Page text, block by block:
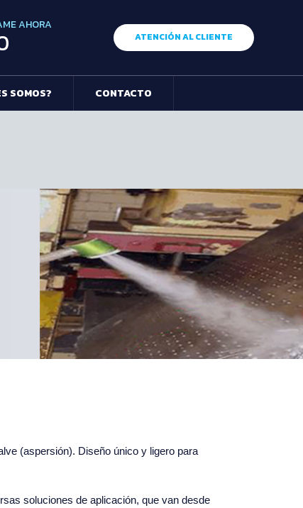
AHORA
ATENCIÓN AL CLIENTE
SOMOS? CONTACTO
(aspersión). Diseño único y ligero para
soluciones de aplicación, que van desde